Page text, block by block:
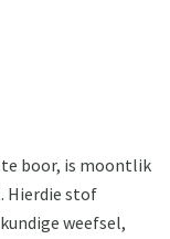
te boor, is moontlik
Hierdie stof
weefsel,